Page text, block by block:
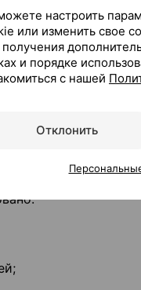
синдром Рейно);
или
настроить
или изменить свое
и порядке
с нашей
Отклонить